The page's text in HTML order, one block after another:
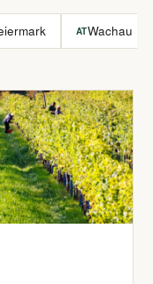
ATWachau